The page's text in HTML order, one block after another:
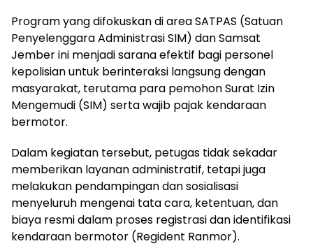
Program yang difokuskan di area SATPAS (Satuan
Penyelenggara Administrasi SIM) dan Samsat
Jember ini menjadi sarana efektif bagi personel
kepolisian untuk berinteraksi langsung dengan
masyarakat, terutama para pemohon Surat Izin
Mengemudi (SIM) serta wajib pajak kendaraan
bermotor.
Dalam kegiatan tersebut, petugas tidak sekadar
memberikan layanan administratif, tetapi juga
melakukan pendampingan dan sosialisasi
menyeluruh mengenai tata cara, ketentuan, dan
biaya resmi dalam proses registrasi dan identifikasi
kendaraan bermotor (Regident Ranmor).